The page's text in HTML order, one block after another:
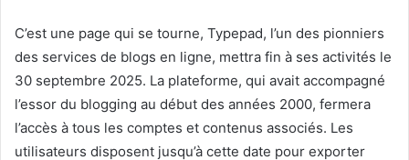
C’est une page qui se tourne, Typepad, l’un des pionniers
des services de blogs en ligne, mettra fin à ses activités le
30 septembre 2025. La plateforme, qui avait accompagné
l’essor du blogging au début des années 2000, fermera
l’accès à tous les comptes et contenus associés. Les
utilisateurs disposent jusqu’à cette date pour exporter